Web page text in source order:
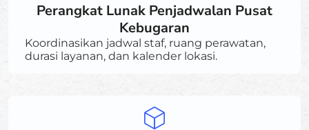
Perangkat Lunak Penjadwalan Pusat
Kebugaran
Koordinasikan jadwal staf, ruang perawatan,
durasi layanan, dan kalender lokasi.